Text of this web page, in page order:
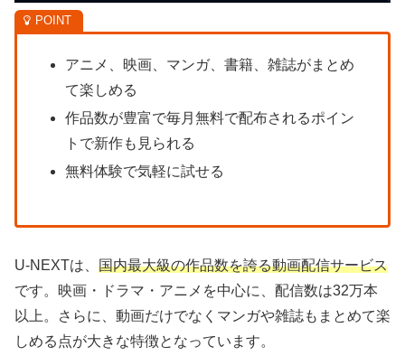
アニメ、映画、マンガ、書籍、雑誌がまとめ
て楽しめる
作品数が豊富で毎月無料で配布されるポイン
トで新作も見られる
無料体験で気軽に試せる
U-NEXTは、 国内最大級の作品数を誇る動画配信サービス
です。映画・ドラマ・アニメを中心に、配信数は32万本
以上。さらに、動画だけでなくマンガや雑誌もまとめて楽
しめる点が大きな特徴となっています。